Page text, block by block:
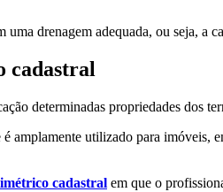
drenagem adequada, ou seja, a
cadastral
determinadas propriedades dos
amplamente utilizado para
cadastral em que o